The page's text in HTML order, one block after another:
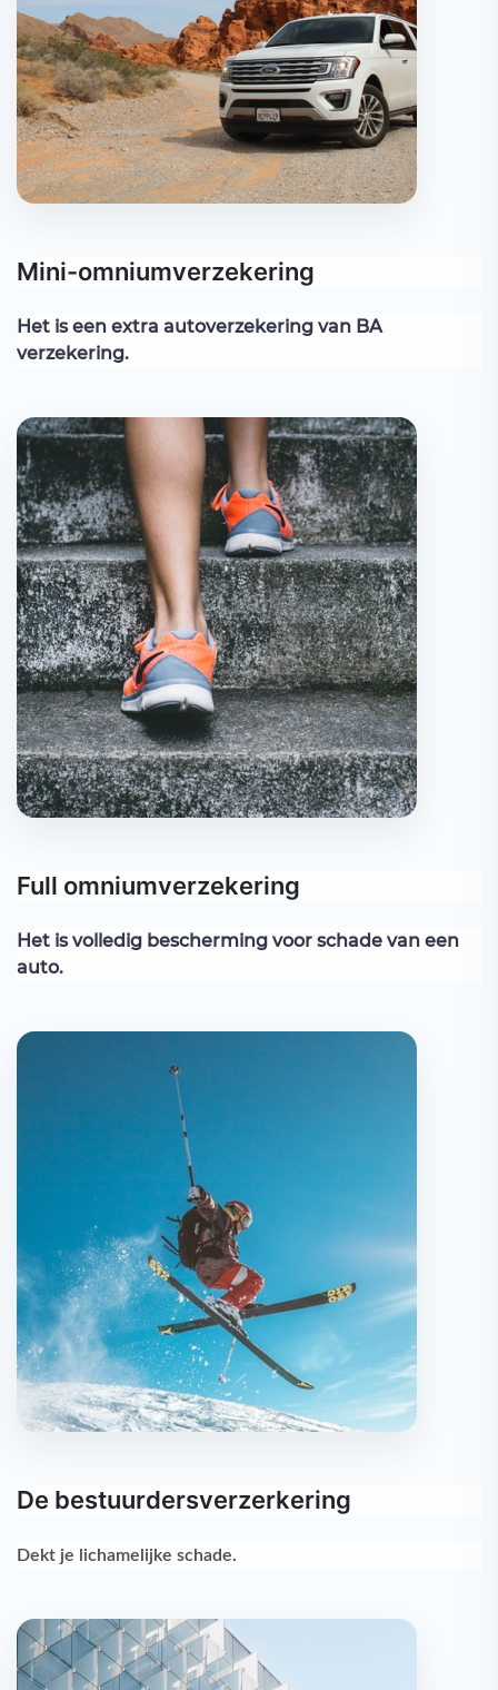
Mini-omniumverzekering
Het is een extra autoverzekering van BA
verzekering.
Full omniumverzekering
Het is volledig bescherming voor schade van een
auto.
De bestuurdersverzerkering
Dekt je lichamelijke schade.